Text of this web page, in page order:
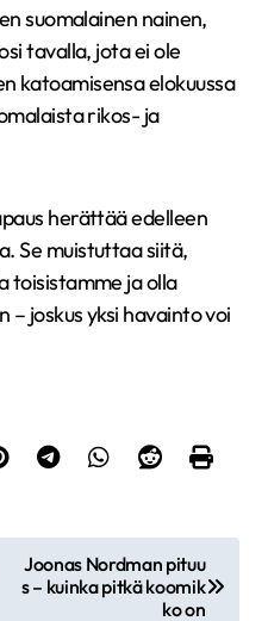
suomalainen nainen,
tavalla, jota ei ole
katoamisensa elokuussa
rikos- ja
herättää edelleen
Se muistuttaa siitä,
toisistamme ja olla
joskus yksi havainto voi
Joonas Nordman pituu
s – kuinka pitkä koomik
ko on